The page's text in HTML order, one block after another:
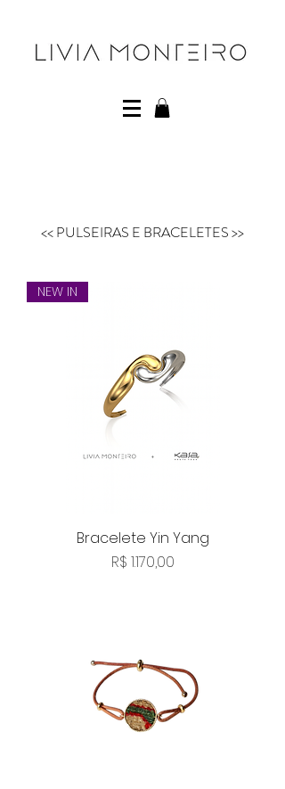
<< PULSEIRAS E BRACELETES >>
NEW IN
Bracelete Yin Yang
Preço
R$ 1.170,00